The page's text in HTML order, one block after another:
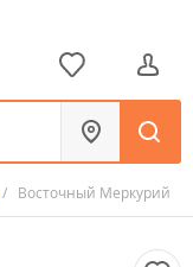
/ Восточный Меркурий